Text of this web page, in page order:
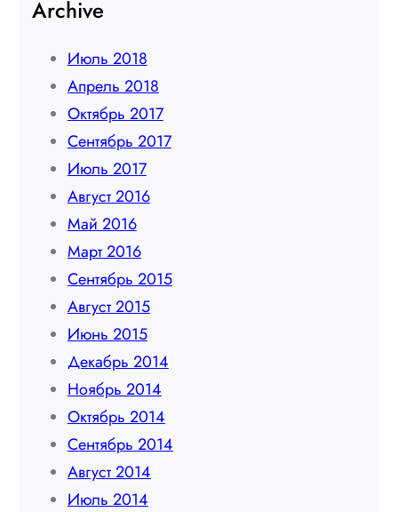
Archive
Июль 2018
Апрель 2018
Октябрь 2017
Сентябрь 2017
Июль 2017
Август 2016
Май 2016
Март 2016
Сентябрь 2015
Август 2015
Июнь 2015
Декабрь 2014
Ноябрь 2014
Октябрь 2014
Сентябрь 2014
Август 2014
Июль 2014